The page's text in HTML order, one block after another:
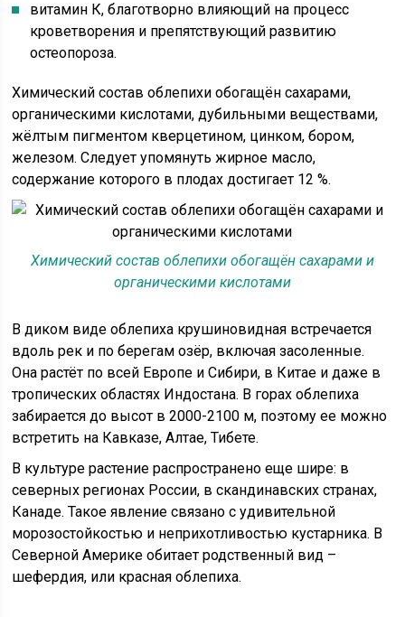
витамин К, благотворно влияющий на процесс
кроветворения и препятствующий развитию
остеопороза.
Химический состав облепихи обогащён сахарами,
органическими кислотами, дубильными веществами,
жёлтым пигментом кверцетином, цинком, бором,
железом. Следует упомянуть жирное масло,
содержание которого в плодах достигает 12 %.
Химический состав облепихи обогащён сахарами и
органическими кислотами
В диком виде облепиха крушиновидная встречается
вдоль рек и по берегам озёр, включая засоленные.
Она растёт по всей Европе и Сибири, в Китае и даже в
тропических областях Индостана. В горах облепиха
забирается до высот в 2000-2100 м, поэтому ее можно
встретить на Кавказе, Алтае, Тибете.
В культуре растение распространено еще шире: в
северных регионах России, в скандинавских странах,
Канаде. Такое явление связано с удивительной
морозостойкостью и неприхотливостью кустарника. В
Северной Америке обитает родственный вид –
шефердия, или красная облепиха.